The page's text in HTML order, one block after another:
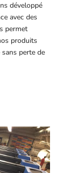
développé
avec des
permet
produits
perte de